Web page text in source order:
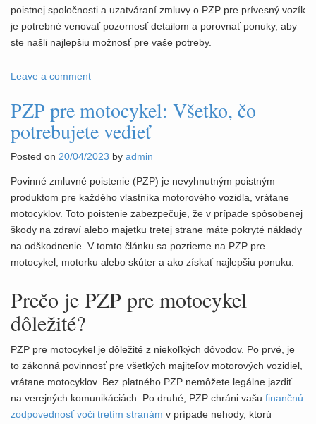
poistnej spoločnosti a uzatváraní zmluvy o PZP pre prívesný vozík
je potrebné venovať pozornosť detailom a porovnať ponuky, aby
ste našli najlepšiu možnosť pre vaše potreby.
Leave a comment
PZP pre motocykel: Všetko, čo
potrebujete vedieť
Posted on 20/04/2023 by admin
Povinné zmluvné poistenie (PZP) je nevyhnutným poistným
produktom pre každého vlastníka motorového vozidla, vrátane
motocyklov. Toto poistenie zabezpečuje, že v prípade spôsobenej
škody na zdraví alebo majetku tretej strane máte pokryté náklady
na odškodnenie. V tomto článku sa pozrieme na PZP pre
motocykel, motorku alebo skúter a ako získať najlepšiu ponuku.
Prečo je PZP pre motocykel
dôležité?
PZP pre motocykel je dôležité z niekoľkých dôvodov. Po prvé, je
to zákonná povinnosť pre všetkých majiteľov motorových vozidiel,
vrátane motocyklov. Bez platného PZP nemôžete legálne jazdiť
na verejných komunikáciách. Po druhé, PZP chráni vašu finančnú
zodpovednosť voči tretím stranám v prípade nehody, ktorú